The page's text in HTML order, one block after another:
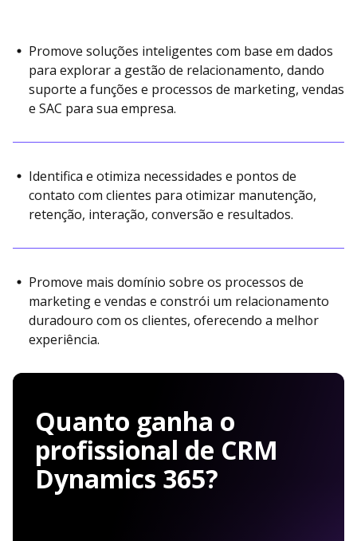
Promove soluções inteligentes com base em dados
para explorar a gestão de relacionamento, dando
suporte a funções e processos de marketing, vendas
e SAC para sua empresa.
Identifica e otimiza necessidades e pontos de
contato com clientes para otimizar manutenção,
retenção, interação, conversão e resultados.
Promove mais domínio sobre os processos de
marketing e vendas e constrói um relacionamento
duradouro com os clientes, oferecendo a melhor
experiência.
Quanto ganha o
profissional de CRM
Dynamics 365?